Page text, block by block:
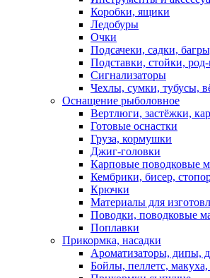
Коробки, ящики
Ледобуры
Очки
Подсачеки, садки,
Подставки, стойки,
Сигнализаторы
Чехлы, сумки, тубусы,
Оснащение рыболовное
Вертлюги, застёжки,
Готовые оснастки
Груза, кормушки
Джиг-головки
Карповые поводковые
Кембрики, бисер,
Крючки
Материалы для
Поводки, поводковые
Поплавки
Прикормка, насадки
Ароматизаторы, дипы,
Бойлы, пеллетс, макуха,